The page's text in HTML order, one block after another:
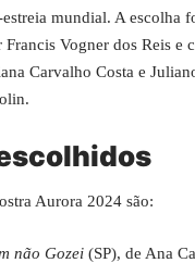
mundial. A escolha
Vogner dos Reis e
Carvalho Costa e
Aurora 2024 são:
não Gozei (SP), de Ana